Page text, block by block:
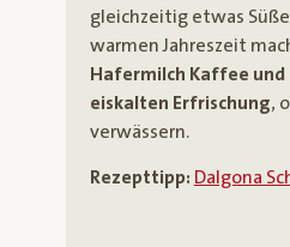
gleichzeitig etwas
warmen Jahreszeit
Hafermilch Kaffee und
eiskalten Erfrischung,
verwässern.
Rezepttipp: Dalgona